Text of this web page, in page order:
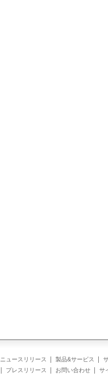
ニュースリリース 製品&サービス
プレスリリース お問い合わせ サ